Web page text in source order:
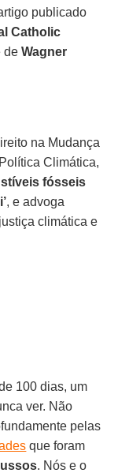
publicado
Catholic
deWagner
na Mudança
Climática,
fósseis
, e advoga
climática e
100 dias, um
ver. Não
pelas
que foram
. Nós e o